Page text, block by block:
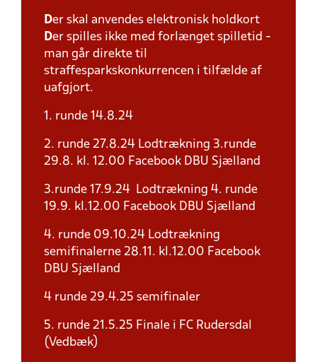
Der skal anvendes elektronisk holdkort
Der spilles ikke med forlænget spilletid -
man går direkte til
straffesparkskonkurrencen i tilfælde af
uafgjort.
1. runde 14.8.24
2. runde 27.8.24 Lodtrækning 3.runde
29.8. kl. 12.00 Facebook DBU Sjælland
3.runde 17.9.24 Lodtrækning 4. runde
19.9. kl.12.00 Facebook DBU Sjælland
4. runde 09.10.24 Lodtrækning
semifinalerne 28.11. kl.12.00 Facebook
DBU Sjælland
4 runde 29.4.25 semifinaler
5. runde 21.5.25 Finale i FC Rudersdal
(Vedbæk)